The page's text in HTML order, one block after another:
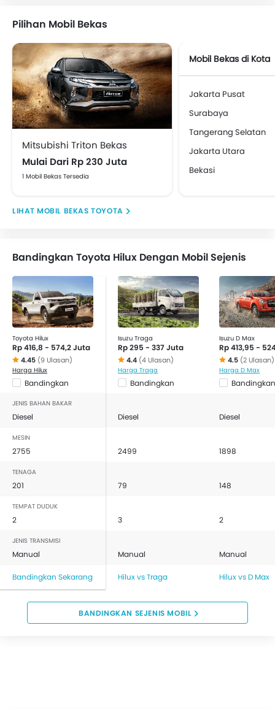
Pilihan Mobil Bekas
Mitsubishi Triton Bekas
Mulai Dari Rp 230 Juta
1 Mobil Bekas Tersedia
Mobil Bekas di Kota
Jakarta Pusat
Surabaya
Tangerang Selatan
Jakarta Utara
Bekasi
MOBIL BEKAS TOYOTA
Bandingkan Toyota Hilux Dengan Mobil Sejenis
Toyota Hilux
Rp 416,8 - 574,2 Juta
4.45 (9 Ulasan)
Harga Hilux
Bandingkan
Isuzu Traga
Rp 295 - 337 Juta
4.4 (4 Ulasan)
Harga Traga
Bandingkan
Isuzu D Max
Rp 413,95 -
4.5 (2 Ulasan)
Harga D Max
Bandingkan
JENIS BAHAN BAKAR
Diesel Diesel Diesel
MESIN
2755 2499 1898
TENAGA
201 79 148
TEMPAT DUDUK
2 3 2
JENIS TRANSMISI
Manual Manual Manual
Bandingkan Sekarang Hilux vs Traga Hilux vs D Max
BANDINGKAN SEJENIS MOBIL